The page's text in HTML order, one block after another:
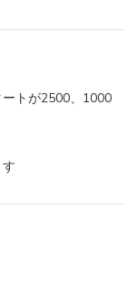
トが2500、1000